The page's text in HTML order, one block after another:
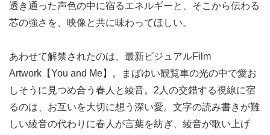
透き通った声色の中に宿るエネルギーと、そこから伝わる
芯の強さを、映像と共に味わってほしい。
あわせて解禁されたのは、最新ビジュアルFilm
Artwork【You and Me】。まばゆい観覧車の光の中で愛お
しそうに見つめ合う春人と綾音。2人の交錯する視線に宿
るのは、お互いを大切に想う深い愛。文字の読み書きが難
しい綾音の代わりに春人が言葉を紡ぎ、綾音が歌い上げ